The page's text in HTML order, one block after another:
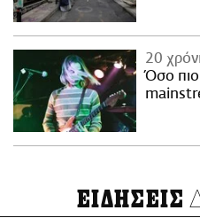
20
Όσο
ΕΙΔΗΣΕΙΣ